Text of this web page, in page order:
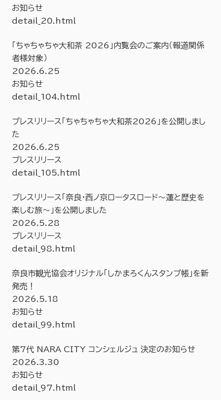
お知らせ
detail_20.html
「ちゃちゃちゃ大和茶 2026」内覧会のご案内（報道関係
者様対象）
2026.6.25
お知らせ
detail_104.html
プレスリリース「ちゃちゃちゃ大和茶2026」を公開しまし
た
2026.6.25
プレスリリース
detail_105.html
プレスリリース「奈良・西ノ京ロータスロード～蓮と歴史を
楽しむ旅～」を公開しました
2026.5.28
プレスリリース
detail_98.html
奈良市観光協会オリジナル「しかまろくんスタンプ帳」を新
発売！
2026.5.18
お知らせ
detail_99.html
第7代 NARA CITY コンシェルジュ 決定のお知らせ
2026.3.30
お知らせ
detail_97.html